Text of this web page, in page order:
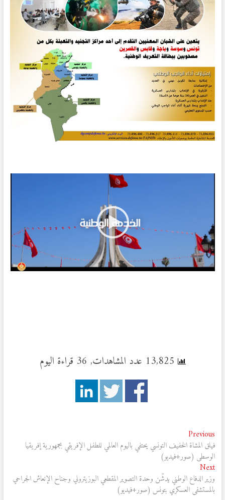
تصفّح
المقالات
Previous
Previous
post:
فيلق المشاة الخفيف التونسي يحتفي باليوم العالمي للطفل الإفريقي بجمهورية إفريقيا
الوسطى (صور+فيديو)
Next
Next
post:
وزير الدفاع الوطني يدشّن وحدة التصوير المقطعي البوزيتروني وجناح الإنعاش الجراحي
بالمستشفى العسكري بتونس (صور+فيديو)